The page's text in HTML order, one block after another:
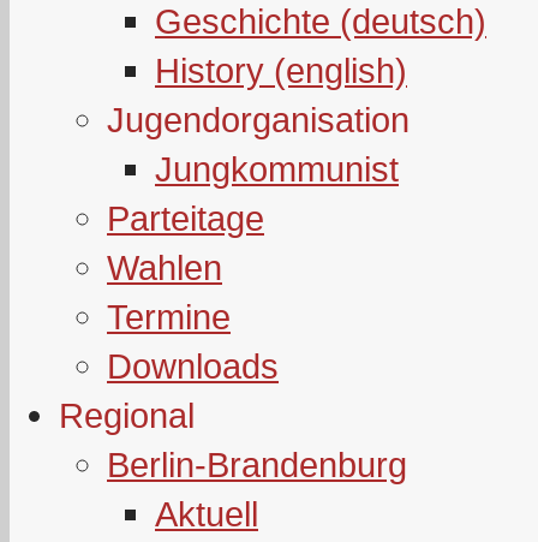
Geschichte (deutsch)
History (english)
Jugendorganisation
Jungkommunist
Parteitage
Wahlen
Termine
Downloads
Regional
Berlin-Brandenburg
Aktuell